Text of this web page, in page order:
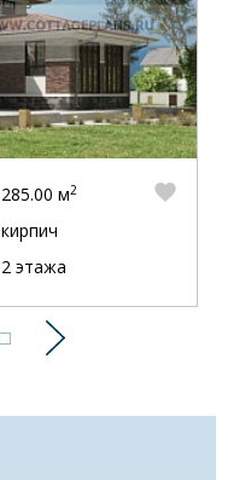
Следующий
285.00 м2
кирпич
2 этажа